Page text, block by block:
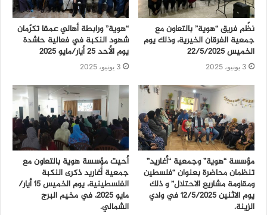
نظّم فريق “هوية” بالتعاون مع
جمعية الفرقان الخيرية، وذلك يوم
الخميس 22/5/2025
3 يونيو، 2025
“هوية” ورابطة أهالي عمقا تكرّمان
شهود النكبة في فعالية حاشدة
يوم الأحد 25 أيار/مايو 2025
3 يونيو، 2025
مؤسسة “هوية” وجمعية “أغاريد”
تنظمان محاضرة بعنوان “فلسطين
ومقاومة مشاريع الاحتلال” و ذلك
يوم الاثنين 12/5/2025 في وادي
الزينة.
أحيت مؤسسة هوية بالتعاون مع
جمعية أغاريد ذكرى النكبة
الفلسطينية، يوم الخميس 15 أيار/
مايو 2025، في مخيم البرج
الشمالي.